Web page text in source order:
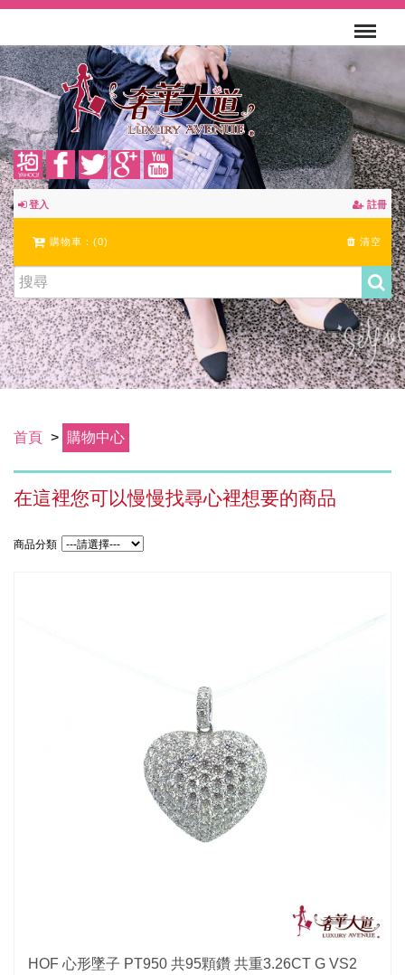
登入 註冊
購物車：(0) 清空
首頁 > 購物中心
在這裡您可以慢慢找尋心裡想要的商品
商品分類
HOF 心形墜子 PT950 共95顆鑽 共重3.26CT G VS2